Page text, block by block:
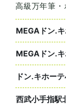
高級万年筆・
MEGAドン.
MEGAドン.
ドン.キホー
西武小手指駅